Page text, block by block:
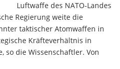
Luftwaffe des NATO-Landes
Regierung weite die
taktischer Atomwaffen in
Kräfteverhältnis in
so die Wissenschaftler. Von